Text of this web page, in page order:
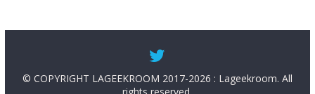
© COPYRIGHT LAGEEKROOM 2017-2026 : Lageekroom. All
rights reserved.